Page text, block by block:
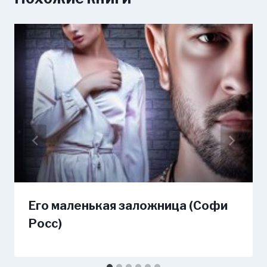
Его маленькая заложница (Софи
Росс)